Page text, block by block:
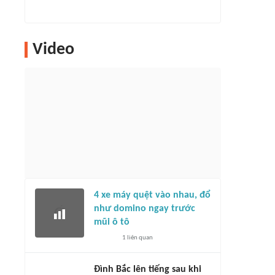
Video
4 xe máy quệt vào nhau, đổ
như domino ngay trước
mũi ô tô
1 liên quan
Đình Bắc lên tiếng sau khi